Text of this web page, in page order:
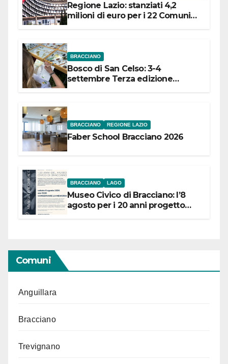
Regione Lazio: stanziati 4,2
milioni di euro per i 22 Comuni
BRACCIANO
Bosco di San Celso: 3-4
settembre Terza edizione
BRACCIANO REGIONE LAZIO
Faber School Bracciano 2026
BRACCIANO LAGO
Museo Civico di Bracciano: l’8
agosto per i 20 anni progetto
Comuni
Anguillara
Bracciano
Trevignano